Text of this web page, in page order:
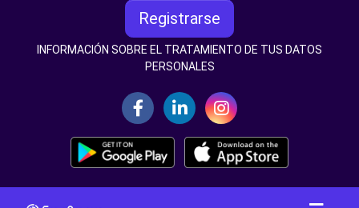
Registrarse
INFORMACIÓN SOBRE EL TRATAMIENTO DE TUS DATOS
PERSONALES